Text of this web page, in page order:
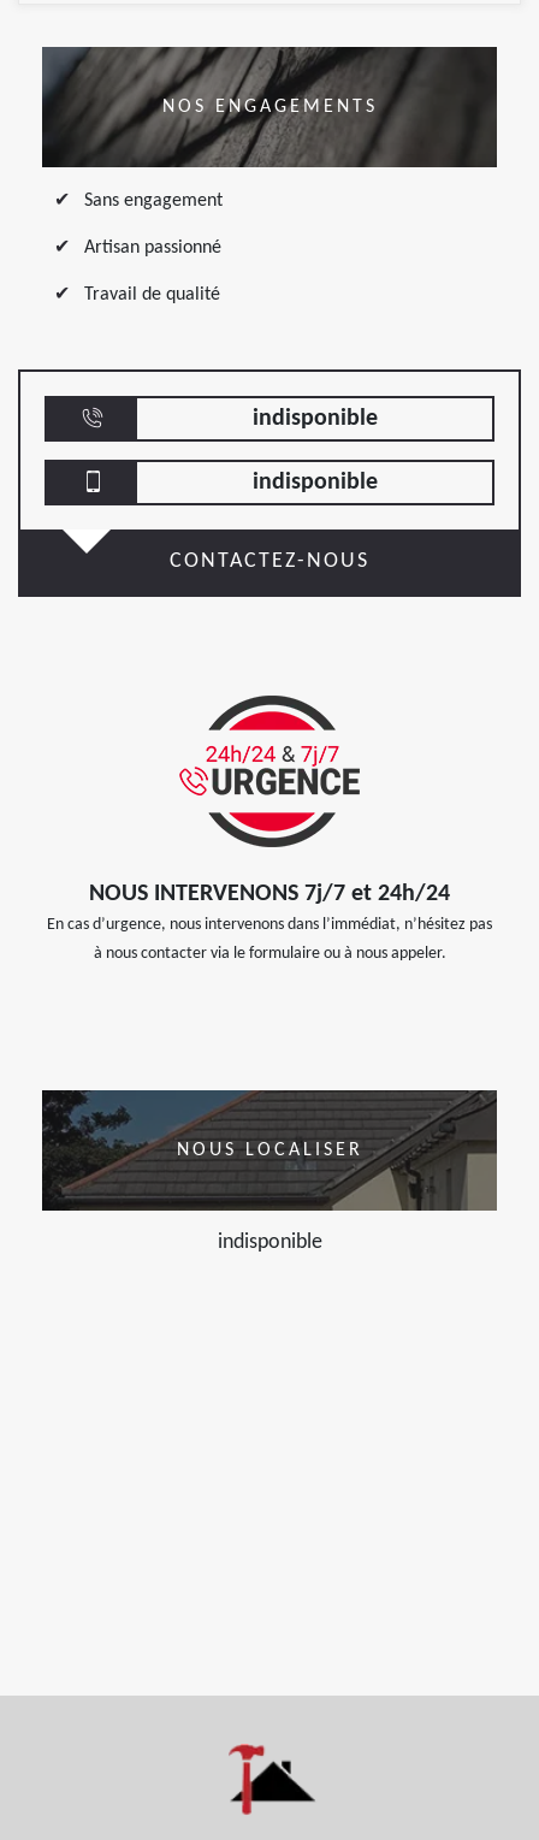
NOS ENGAGEMENTS
Sans engagement
Artisan passionné
Travail de qualité
indisponible
indisponible
CONTACTEZ-NOUS
NOUS INTERVENONS 7j/7 et 24h/24
En cas d’urgence, nous intervenons dans l’immédiat, n’hésitez pas
à nous contacter via le formulaire ou à nous appeler.
NOUS LOCALISER
indisponible